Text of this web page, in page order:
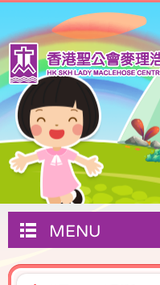
MENU